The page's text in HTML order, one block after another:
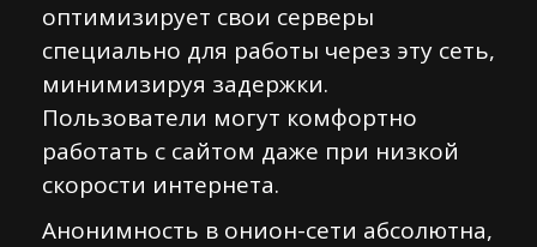
оптимизирует свои серверы
специально для работы через эту сеть,
минимизируя задержки.
Пользователи могут комфортно
работать с сайтом даже при низкой
скорости интернета.
Анонимность в онион-сети абсолютна,